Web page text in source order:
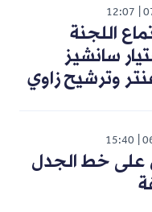
12:07
اللجنة
سانشيز
وترشيح زاوي
15:40
على خط الجدل